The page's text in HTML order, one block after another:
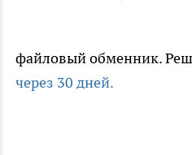
файловый обменник.
через 30 дней.